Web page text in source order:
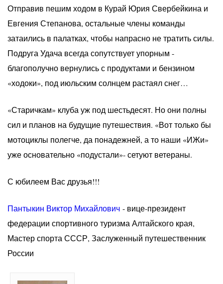
Отправив пешим ходом в Курай Юрия Свербейкина и
Евгения Степанова, остальные члены команды
затаились в палатках, чтобы напрасно не тратить силы.
Подруга Удача всегда сопутствует упорным -
благополучно вернулись с продуктами и бензином
«ходоки», под июльским солнцем растаял снег…
«Старичкам» клуба уж под шестьдесят. Но они полны
сил и планов на будущие путешествия. «Вот только бы
мотоциклы полегче, да понадежней, а то наши «ИЖи»
уже основательно «подустали»- сетуют ветераны.
С юбилеем Вас друзья!!!
Пантыкин Виктор Михайлович - вице-президент
федерации спортивного туризма Алтайского края,
Мастер спорта СССР, Заслуженный путешественник
России